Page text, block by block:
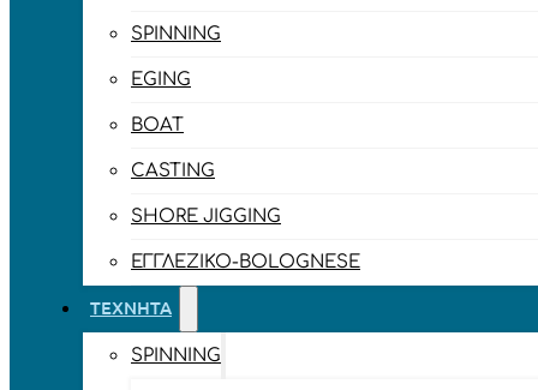
SPINNING
EGING
BOAT
CASTING
SHORE JIGGING
ΕΓΓΛΈΖΙΚΟ-BOLOGNESE
ΤΕΧΝΗΤΆ
SPINNING